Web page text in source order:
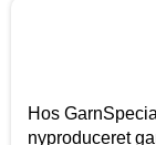
Hos
nyproduceret